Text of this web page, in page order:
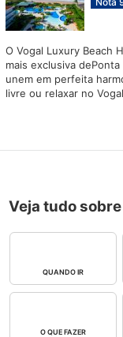
O Vogal Luxury Beach
mais exclusiva
unem em perfeita
livre ou relaxar no
Veja tudo
QUANDO IR
O QUE FAZER